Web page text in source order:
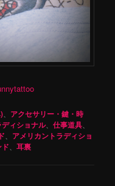
アクセサリー・鍵・時
ィショナル、仕事道具
アメリカントラディショ
、耳裏